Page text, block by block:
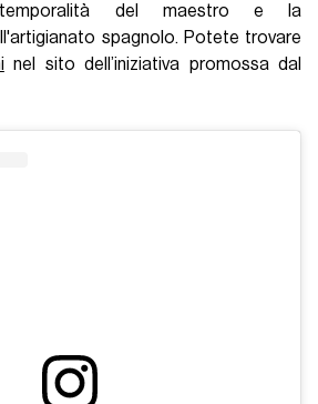
del maestro e la
spagnolo. Potete trovare
nel sito dell’iniziativa promossa dal